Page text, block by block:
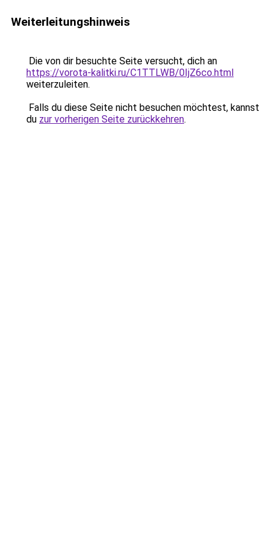
Weiterleitungshinweis
Die von dir besuchte Seite versucht, dich an
https://vorota-kalitki.ru/C1TTLWB/0IjZ6co.html
weiterzuleiten.
Falls du diese Seite nicht besuchen möchtest, kannst
du zur vorherigen Seite zurückkehren.